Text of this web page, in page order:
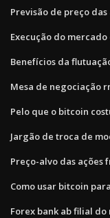
Previsão de preço
Execução do
Benefícios da
Mesa de negociação
Pelo que o bitcoin
Jargão de troca de
Preço-alvo das ações
Como usar bitcoin
Forex bank ab filial